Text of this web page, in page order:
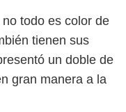
todo es color de
tienen sus
un doble de
gran manera a la